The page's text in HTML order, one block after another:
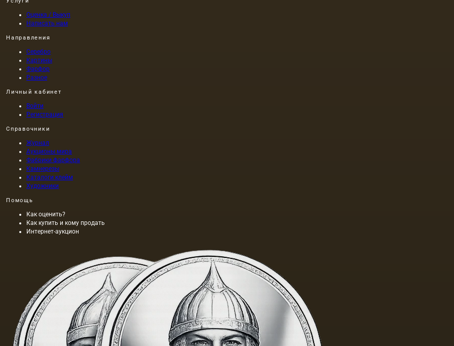
Оценка / Выкуп
Написать нам
Направления
Серебро
Картины
Фарфор
Разное
Личный кабинет
Войти
Регистрация
Справочники
Журнал
Аукционы мира
Фабрики фарфора
Камнерезы
Каталоги клейм
Художники
Помощь
Как оценить?
Как купить и кому продать
Интернет-аукцион